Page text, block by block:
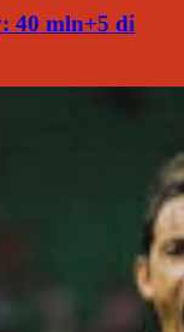
40 mln+5 di